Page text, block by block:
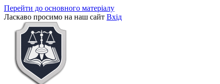
Перейти до основного матеріалу
Ласкаво просимо на наш сайт Вхід